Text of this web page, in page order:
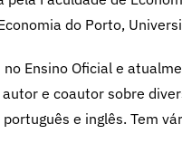
do Porto,
Ensino Oficial e
e coautor sobre
e inglês. Tem